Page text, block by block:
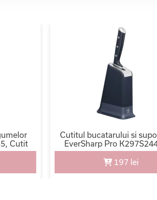
Cutit
Cutitul bucatarului si
EverSharp Pro
german, Sistem de
integrat, Negru/
197 lei